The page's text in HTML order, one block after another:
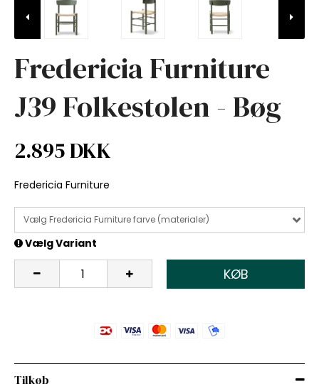
Fredericia Furniture
J39 Folkestolen - Bøg
2.895 DKK
Fredericia Furniture
Vælg Fredericia Furniture farve (materialer)
Vælg Variant
KØB
Tilkøb